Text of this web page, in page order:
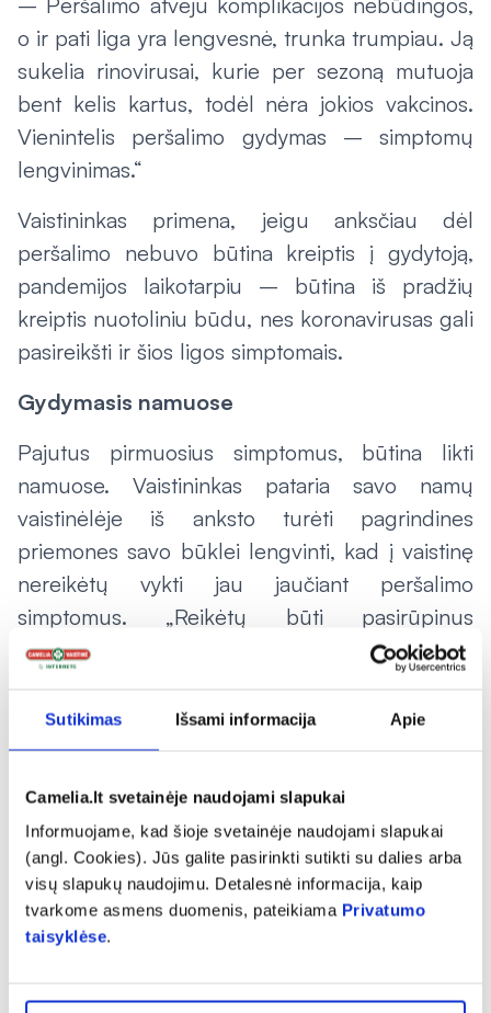
Sutikimas Išsami informacija Apie
Camelia.lt svetainėje naudojami slapukai
Informuojame, kad šioje svetainėje naudojami slapukai
(angl. Cookies). Jūs galite pasirinkti sutikti su dalies arba
visų slapukų naudojimu. Detalesnė informacija, kaip
tvarkome asmens duomenis, pateikiama Privatumo
taisyklėse.
o ir pati liga yra lengvesnė, trunka trumpiau. Ją
sukelia rinovirusai, kurie per sezoną mutuoja
bent kelis kartus, todėl nėra jokios vakcinos.
Vienintelis peršalimo gydymas – simptomų
lengvinimas.“
Vaistininkas primena, jeigu anksčiau dėl
peršalimo nebuvo būtina kreiptis į gydytoją,
pandemijos laikotarpiu – būtina iš pradžių
kreiptis nuotoliniu būdu, nes koronavirusas gali
pasireikšti ir šios ligos simptomais.
Gydymasis namuose
Pajutus pirmuosius simptomus, būtina likti
namuose. Vaistininkas pataria savo namų
vaistinėlėje iš anksto turėti pagrindines
priemones savo būklei lengvinti, kad į vaistinę
nereikėtų vykti jau jaučiant peršalimo
simptomus. „Reikėtų būti pasirūpinus
preparatais karščiavimo mažinimui, slogai
suvaldyti, atsikosėjimui lengvinti, taip pat –
vaistais nuo skausmo, – vardija vaistininkas.
stabdančius nosies sekreciją ir mažinančius
paburkimą. Plaukite nosį jūros vandeniu. Jei
skauda gerklę, yra įvairių pastilių ir purškalų –
galima rinktis tiek augalinius, tiek cheminius.
Jeigu pradedame atsikosėti, reikėtų vartoti
plaučius valytis nuo visko, kas ten susikaupė,